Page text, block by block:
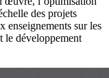
des projets
enseignements sur les
le développement